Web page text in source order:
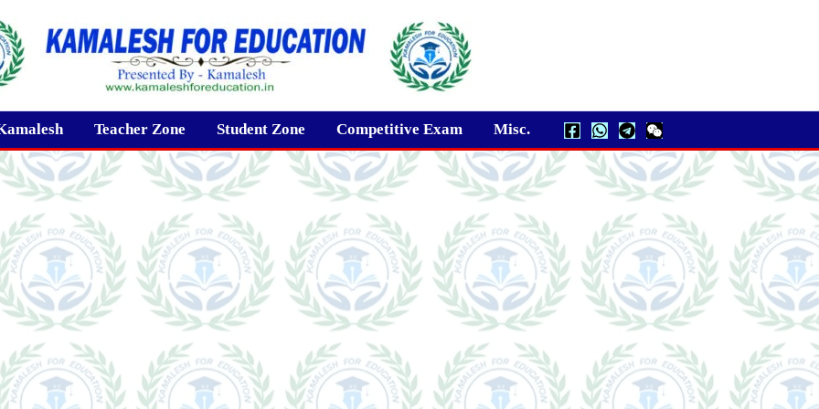
Teacher Zone Student Zone Competitive Exam Misc.